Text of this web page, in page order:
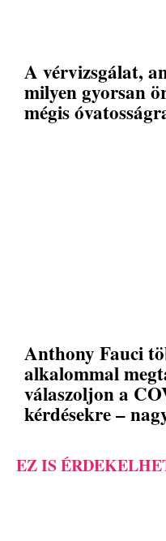
A vérvizsgálat,
milyen gyorsan
mégis
Anthony Fauci
alkalommal
válaszoljon a
kérdésekre –
EZ IS